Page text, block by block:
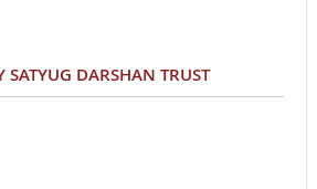
DARSHAN TRUST